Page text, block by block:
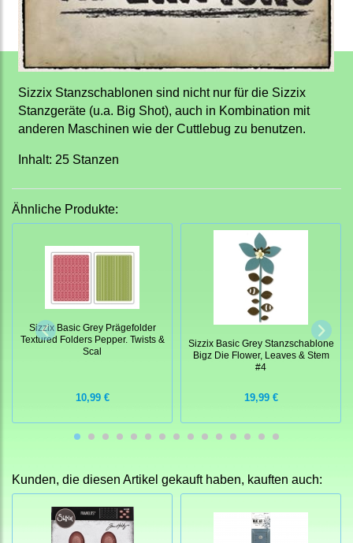
Sizzix Stanzschablonen sind nicht nur für die Sizzix
Stanzgeräte (u.a. Big Shot), auch in Kombination mit
anderen Maschinen wie der Cuttlebug zu benutzen.
Inhalt: 25 Stanzen
Ähnliche Produkte:
Sizzix Basic Grey Prägefolder
Textured Folders Pepper. Twists &
Scal
10,99 €
Sizzix Basic Grey Stanzschablone
Bigz Die Flower, Leaves & Stem
#4
19,99 €
Kunden, die diesen Artikel gekauft haben, kauften auch: